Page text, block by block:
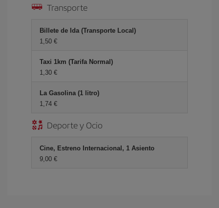
Transporte
Billete de Ida (Transporte Local)
1,50 €
Taxi 1km (Tarifa Normal)
1,30 €
La Gasolina (1 litro)
1,74 €
Deporte y Ocio
Cine, Estreno Internacional, 1 Asiento
9,00 €